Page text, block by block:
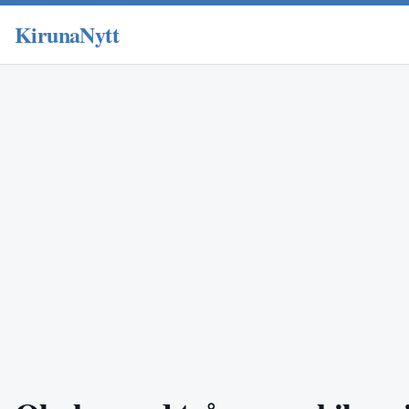
KirunaNytt